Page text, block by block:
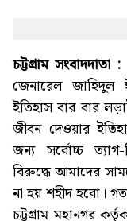
চট্টগ্রাম সংবাদদাতা :
জেনারেল
ইতিহাস বার বার
জীবন দেওয়ার
জন্য সর্বোচ্চ
বিরুদ্ধে আমাদের
না হয় শহীদ হবো।
চট্টগ্রাম মহানগর